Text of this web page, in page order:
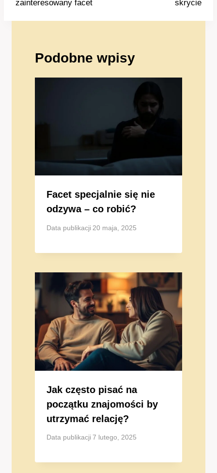
zainteresowany facet skrycie
Podobne wpisy
Facet specjalnie się nie
odzywa – co robić?
Data publikacji 20 maja, 2025
Jak często pisać na
początku znajomości by
utrzymać relację?
Data publikacji 7 lutego, 2025